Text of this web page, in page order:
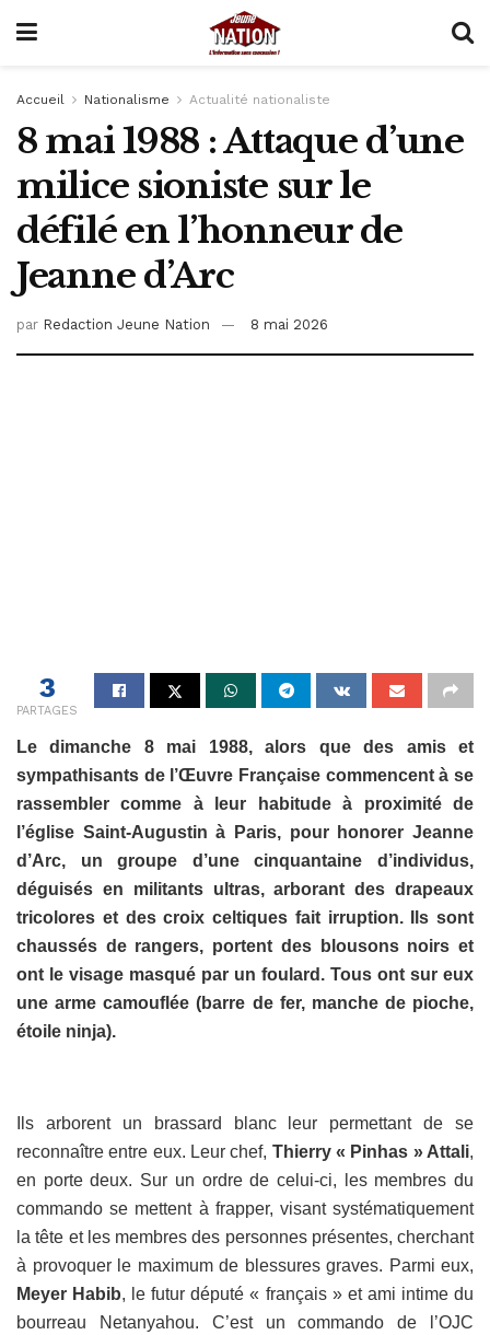
Accueil Nationalisme Actualité nationaliste
8 mai 1988 : Attaque d’une
milice sioniste sur le
défilé en l’honneur de
Jeanne d’Arc
par Redaction Jeune Nation 8 mai 2026
3
PARTAGES
Le dimanche 8 mai 1988, alors que des amis et
sympathisants de l’Œuvre Française commencent à se
rassembler comme à leur habitude à proximité de
l’église Saint-Augustin à Paris, pour honorer Jeanne
d’Arc, un groupe d’une cinquantaine d’individus,
déguisés en militants ultras, arborant des drapeaux
tricolores et des croix celtiques fait irruption. Ils sont
chaussés de rangers, portent des blousons noirs et
ont le visage masqué par un foulard. Tous ont sur eux
une arme camouflée (barre de fer, manche de pioche,
étoile ninja).
Ils arborent un brassard blanc leur permettant de se
reconnaître entre eux. Leur chef, Thierry « Pinhas » Attali,
en porte deux. Sur un ordre de celui-ci, les membres du
commando se mettent à frapper, visant systématiquement
la tête et les membres des personnes présentes, cherchant
à provoquer le maximum de blessures graves. Parmi eux,
Meyer Habib, le futur député « français » et ami intime du
bourreau Netanyahou. C’est un commando de l’OJC